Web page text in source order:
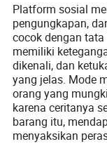
Platform sosial
pengungkapan,
cocok dengan
memiliki
dikenali, dan
yang jelas. Mode
orang yang
karena ceritanya
barang itu,
menyaksikan